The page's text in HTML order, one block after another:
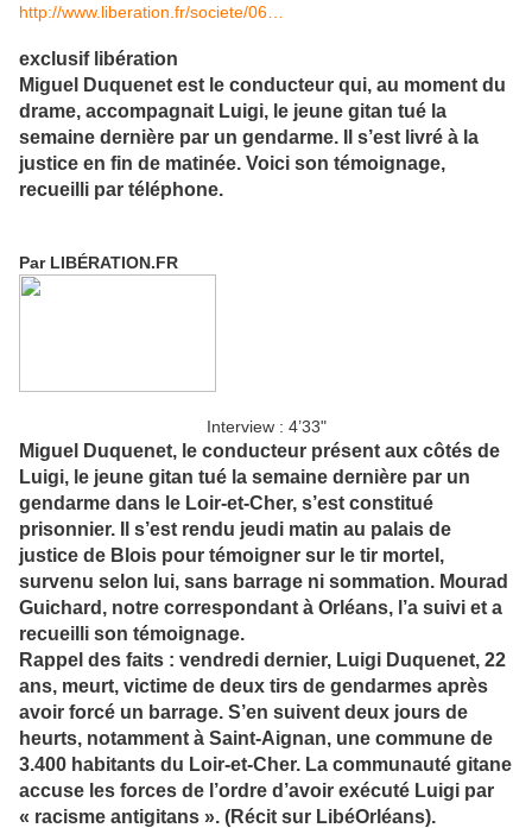
http://www.liberation.fr/societe/06…
exclusif libération
Miguel Duquenet est le conducteur qui, au moment du
drame, accompagnait Luigi, le jeune gitan tué la
semaine dernière par un gendarme. Il s’est livré à la
justice en fin de matinée. Voici son témoignage,
recueilli par téléphone.
Par LIBÉRATION.FR
Interview : 4’33"
Miguel Duquenet, le conducteur présent aux côtés de
Luigi, le jeune gitan tué la semaine dernière par un
gendarme dans le Loir-et-Cher, s’est constitué
prisonnier. Il s’est rendu jeudi matin au palais de
justice de Blois pour témoigner sur le tir mortel,
survenu selon lui, sans barrage ni sommation. Mourad
Guichard, notre correspondant à Orléans, l’a suivi et a
recueilli son témoignage.
Rappel des faits : vendredi dernier, Luigi Duquenet, 22
ans, meurt, victime de deux tirs de gendarmes après
avoir forcé un barrage. S’en suivent deux jours de
heurts, notamment à Saint-Aignan, une commune de
3.400 habitants du Loir-et-Cher. La communauté gitane
accuse les forces de l’ordre d’avoir exécuté Luigi par
« racisme antigitans ». (Récit sur LibéOrléans).